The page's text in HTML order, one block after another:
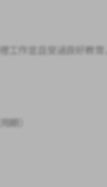
工作並且受過良好教
期）